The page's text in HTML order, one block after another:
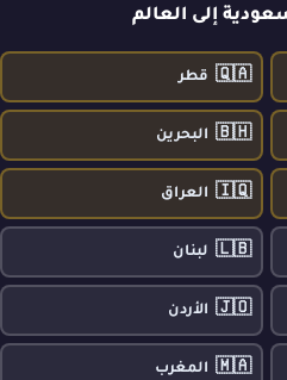
إلى العالم
🇶🇦 قطر
🇧🇭 البحرين
🇮🇶 العراق
🇱🇧 لبنان
🇯🇴 الأردن
🇲🇦 المغرب